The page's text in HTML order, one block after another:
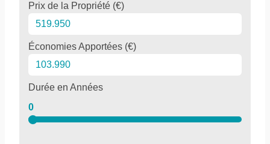
Prix de la Propriété (€)
Économies Apportées (€)
Durée en Années
0